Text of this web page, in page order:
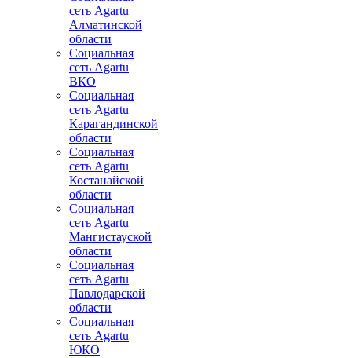
сеть Agartu
Алматинской
области
Социальная
сеть Agartu
ВКО
Социальная
сеть Agartu
Карагандинской
области
Социальная
сеть Agartu
Костанайской
области
Социальная
сеть Agartu
Мангистауской
области
Социальная
сеть Agartu
Павлодарской
области
Социальная
сеть Agartu
ЮКО